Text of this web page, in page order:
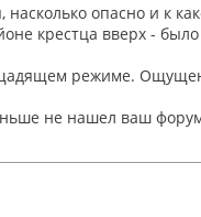
насколько опасно и к
крестца вверх -
режиме.
не нашел ваш